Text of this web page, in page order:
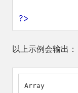
?>
以上示例会输出：
Array